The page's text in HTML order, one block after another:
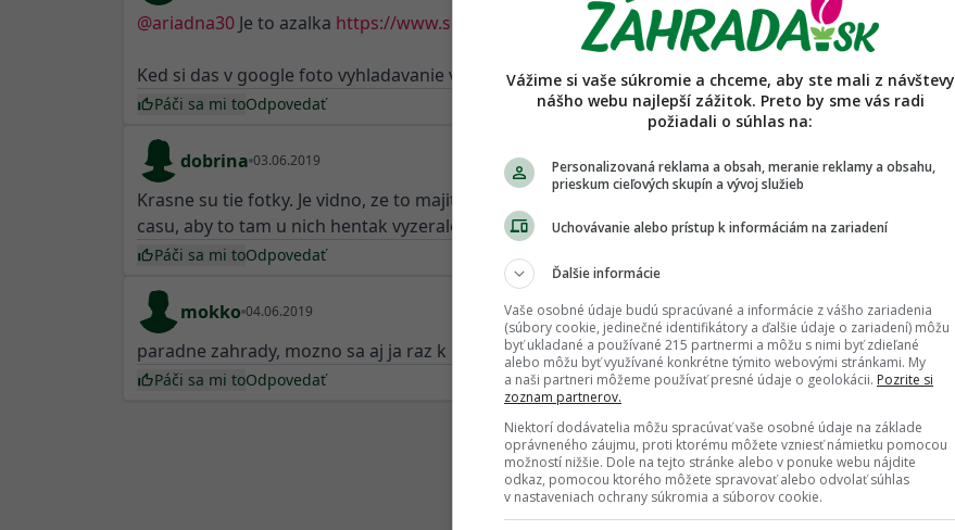
@ariadna30 Je to azalka https://www.skh.com/thedirt/all-about...
Ked si das v google foto vyhladavanie v obrazkoch a nahras tam tu fotku ukaze ti zdroje.
Páči sa mi toOdpovedať Viac...
dobrina 03.06.2019
Krasne su tie fotky. Je vidno, ze to majitelov bavi a venovali tomu asi dost velke mnozstvosil a
casu, aby to tam u nich hentak vyzeralo
Páči sa mi toOdpovedať
mokko 04.06.2019
paradne zahrady, mozno sa aj ja raz k nim s tou svojou aspon trocha proiblizim
Páči sa mi toOdpovedať
Viac...
Nahlásiť nevhodnú diskusiu
1
Vážime si vaše súkromie a chceme, aby ste mali z návštevy
nášho webu najlepší zážitok. Preto by sme vás radi
požiadali o súhlas na:
Personalizovaná reklama a obsah, meranie reklamy a obsahu,
prieskum cieľových skupín a vývoj služieb
Uchovávanie alebo prístup k informáciám na zariadení
Ďalšie informácie
Vaše osobné údaje budú spracúvané a informácie z vášho zariadenia
(súbory cookie, jedinečné identifikátory a ďalšie údaje o zariadení) môžu
byť ukladané a používané 215 partnermi a môžu s nimi byť zdieľané
alebo môžu byť využívané konkrétne týmito webovými stránkami. My
a naši partneri môžeme používať presné údaje o geolokácii. Pozrite si
zoznam partnerov.
Niektorí dodávatelia môžu spracúvať vaše osobné údaje na základe
oprávneného záujmu, proti ktorému môžete vzniesť námietku pomocou
možností nižšie. Dole na tejto stránke alebo v ponuke webu nájdite
odkaz, pomocou ktorého môžete spravovať alebo odvolať súhlas
v nastaveniach ochrany súkromia a súborov cookie.